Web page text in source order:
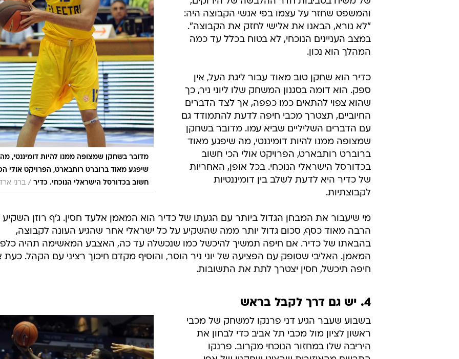
3. אלישי בא, הלחץ עולה
הגיבור האמיתי בהפסד של מכבי חיפה לבני השרון
ביום ראשון היה אלישי כדיר. אפילו שלא שיחק
עדיין דקה במדי הירוקים, והגיע רק לאחר פתיחת
המשחק ליציעי אולם היובל, התנפלו על השחקן
עדר עיתונאים ואוהדים, כשהמשחק נראה קצת
פחות חשוב. כדיר הסתובב לאחר ההפסד כסוג
של משיח בסביבות חדר ההלבשה של הירוקים,
והמשפט שחזר על עצמו בפי אנשי הקבוצה היה:
"לא נורא, הבאנו את אלישי לחזק את הקבוצה".
במצב העניינים הנוכחי, לא בטוח בכלל עד כמה
המהלך הוא נכון.
כדיר הוא שחקן טוב מאוד עבור ליגת העל, אין
ספק. הוא דומה בסגנון המשחק שלו ליוני ניר, כך
שהוא צפוי להתאים כמו כפפה, אך לצד הדברים
החיוביים, תצטרך מכבי חיפה לדעת להתמודד גם
עם הדברים השליליים שביא עמו. מדובר בשחקן
שמצופה ממנו להיות דומיננטי, מה שיפגע מאוד
ברוברט רותבארט, הפרויקט אולי הכי חשוב
בכדורסל הישראלי הנוכחי. בכל אופן, האחריות
לקבוצתיות.
מי שיעבור את המבחן הגדול ביותר עם הגעתו של כדיר הוא המאמן אלעד חסין. ג'ף רוזן השקיע
הרבה מאוד כסף, סכום גדול יותר ממה שהשקיע על כל ישראלי אחר שהגיע העונה לקבוצה,
בהבאתו של כדיר. אם חיפה תמשיך להיכשל כמו שנכשלה עד כה, האצבע המאשימה תהיה